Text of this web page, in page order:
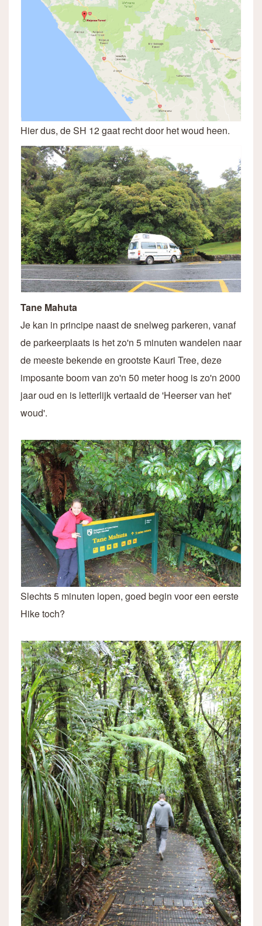
Hier dus, de SH 12 gaat recht door het woud heen.
Tane Mahuta
Je kan in principe naast de snelweg parkeren, vanaf
de parkeerplaats is het zo'n 5 minuten wandelen naar
de meeste bekende en grootste Kauri Tree, deze
imposante boom van zo'n 50 meter hoog is zo'n 2000
jaar oud en is letterlijk vertaald de 'Heerser van het'
woud'.
Slechts 5 minuten lopen, goed begin voor een eerste
Hike toch?